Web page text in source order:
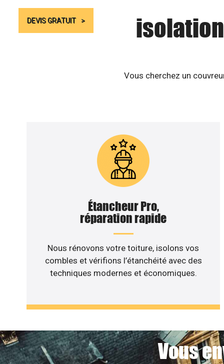
DEVIS GRATUIT
Vous cherchez un
Étancheur Pro,
réparation rapide
Nous rénovons votre toiture, isolons vos
combles et vérifions l’étanchéité avec des
techniques modernes et économiques.
Vous